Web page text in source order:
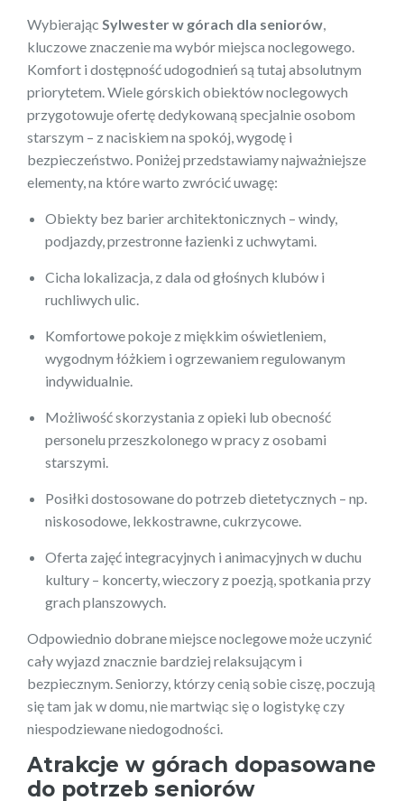
Wybierając Sylwester w górach dla seniorów
kluczowe znaczenie ma wybór miejsca noclegowego.
Komfort i dostępność udogodnień są tutaj absolutnym
priorytetem. Wiele górskich obiektów noclegowych
przygotowuje ofertę dedykowaną specjalnie osobom
starszym – z naciskiem na spokój, wygodę i
bezpieczeństwo. Poniżej przedstawiamy najważniejsze
elementy, na które warto zwrócić uwagę:
Obiekty bez barier architektonicznych – windy,
podjazdy, przestronne łazienki z uchwytami.
Cicha lokalizacja, z dala od głośnych klubów i
ruchliwych ulic.
Komfortowe pokoje z miękkim oświetleniem,
wygodnym łóżkiem i ogrzewaniem regulowanym
indywidualnie.
Możliwość skorzystania z opieki lub obecność
personelu przeszkolonego w pracy z osobami
starszymi.
Posiłki dostosowane do potrzeb dietetycznych – np.
niskosodowe, lekkostrawne, cukrzycowe.
Oferta zajęć integracyjnych i animacyjnych w duchu
kultury – koncerty, wieczory z poezją, spotkania przy
grach planszowych.
Odpowiednio dobrane miejsce noclegowe może uczynić
cały wyjazd znacznie bardziej relaksującym i
bezpiecznym. Seniorzy, którzy cenią sobie ciszę, poczują
się tam jak w domu, nie martwiąc się o logistykę czy
niespodziewane niedogodności.
Atrakcje w górach dopasowane
do potrzeb seniorów